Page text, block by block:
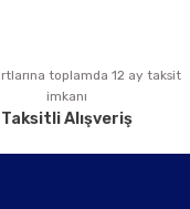
toplamda 12 ay taksit
imkanı
Taksitli Alışveriş